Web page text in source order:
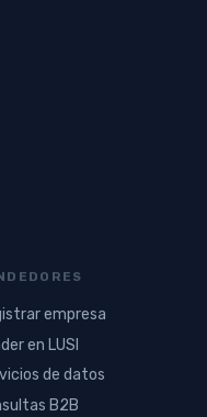
empresa
en LUSI
de datos
B2B